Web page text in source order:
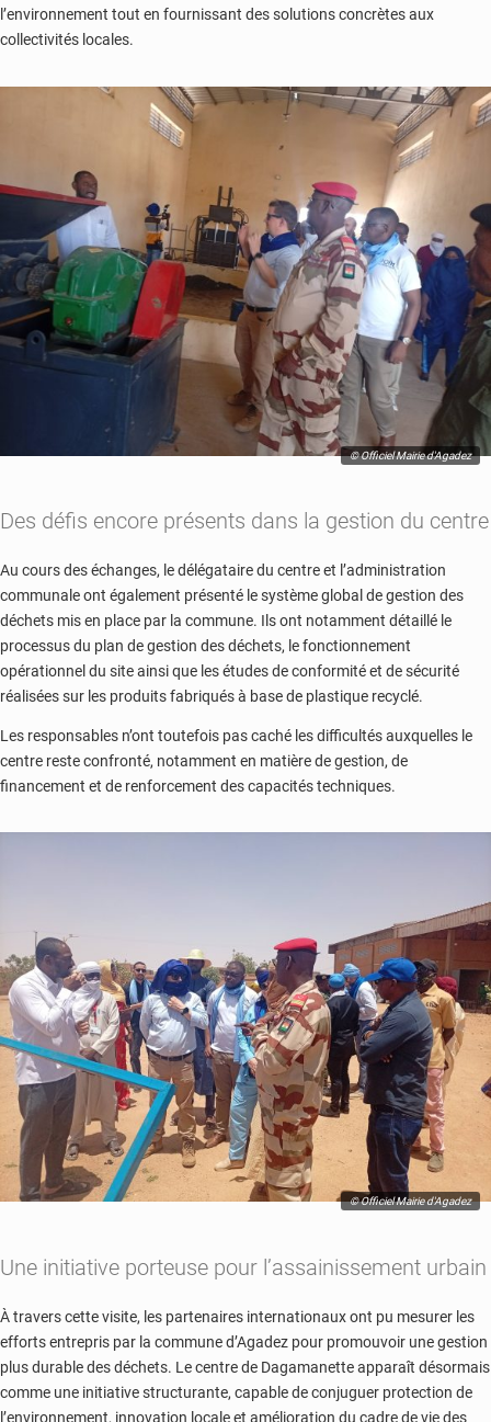
l’environnement tout en fournissant des solutions concrètes aux
collectivités locales.
© Officiel Mairie d'Agadez
Des défis encore présents dans la gestion du centre
Au cours des échanges, le délégataire du centre et l’administration
communale ont également présenté le système global de gestion des
déchets mis en place par la commune. Ils ont notamment détaillé le
processus du plan de gestion des déchets, le fonctionnement
opérationnel du site ainsi que les études de conformité et de sécurité
réalisées sur les produits fabriqués à base de plastique recyclé.
Les responsables n’ont toutefois pas caché les difficultés auxquelles le
centre reste confronté, notamment en matière de gestion, de
financement et de renforcement des capacités techniques.
© Officiel Mairie d'Agadez
Une initiative porteuse pour l’assainissement urbain
À travers cette visite, les partenaires internationaux ont pu mesurer les
efforts entrepris par la commune d’Agadez pour promouvoir une gestion
plus durable des déchets. Le centre de Dagamanette apparaît désormais
comme une initiative structurante, capable de conjuguer protection de
l’environnement, innovation locale et amélioration du cadre de vie des